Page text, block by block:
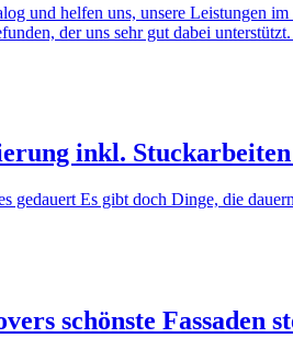
und helfen uns, unsere Leistungen
der uns sehr gut dabei
inkl.
gedauert Es gibt doch Dinge, die
schönste Fassaden